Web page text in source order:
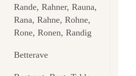
Rande, Rahner, Rauna,
Rana, Rahne, Rohne,
Rone, Ronen, Randig
Betterave